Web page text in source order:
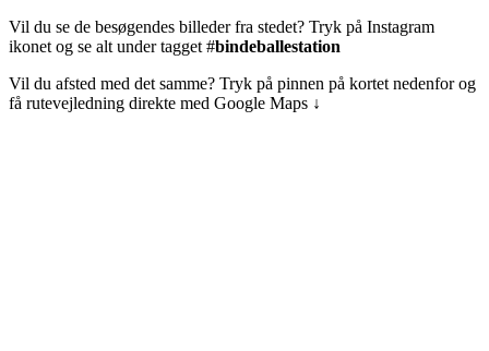
Vil du se de besøgendes billeder fra stedet? Tryk på Instagram
ikonet og se alt under tagget #bindeballestation
Vil du afsted med det samme? Tryk på pinnen på kortet nedenfor og
få rutevejledning direkte med Google Maps ↓